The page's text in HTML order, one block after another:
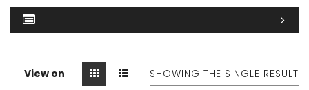
View on SHOWING THE SINGLE RESULT